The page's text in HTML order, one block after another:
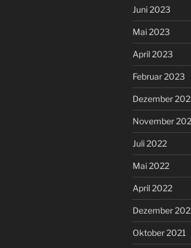
Juni 2023
Mai 2023
April 2023
Februar 2023
Dezember
November
Juli 2022
Mai 2022
April 2022
Dezember
Oktober 2021